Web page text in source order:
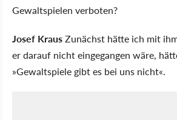
Gewaltspielen verboten?
Josef KrausZunächst hätte ich mit
er darauf nicht eingegangen wäre,
»Gewaltspiele gibt es bei uns nicht«.